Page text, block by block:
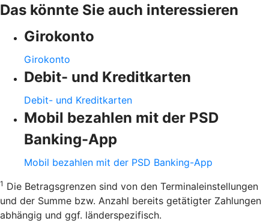
Das könnte Sie auch interessieren
Girokonto
Girokonto
Debit- und Kreditkarten
Debit- und Kreditkarten
Mobil bezahlen mit der PSD
Banking-App
Mobil bezahlen mit der PSD Banking-App
1 Die Betragsgrenzen sind von den Terminaleinstellungen
und der Summe bzw. Anzahl bereits getätigter Zahlungen
abhängig und ggf. länderspezifisch.